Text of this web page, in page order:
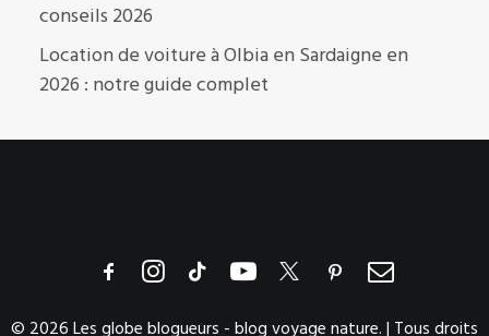
conseils 2026
Location de voiture à Olbia en Sardaigne en
2026 : notre guide complet
© 2026 Les globe blogueurs - blog voyage nature. | Tous droits